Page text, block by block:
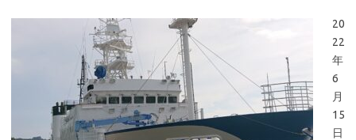
20
22
年
6
月
15
日